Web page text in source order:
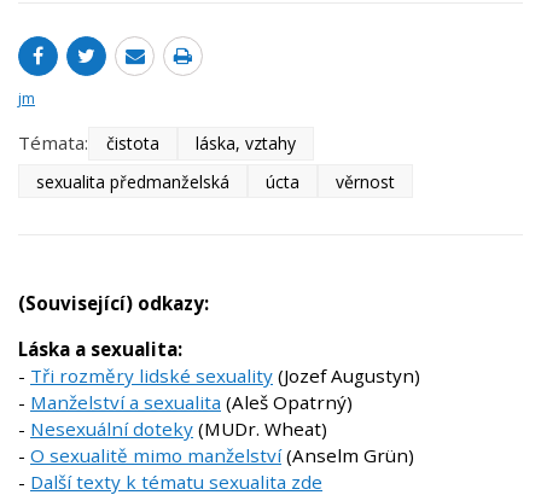
jm
Témata: čistota
láska, vztahy
sexualita předmanželská
úcta věrnost
(Související) odkazy:
Láska a sexualita:
- Tři rozměry lidské sexuality (Jozef Augustyn)
- Manželství a sexualita (Aleš Opatrný)
- Nesexuální doteky (MUDr. Wheat)
- O sexualitě mimo manželství(Anselm Grün)
- Další texty k tématu sexualita zde